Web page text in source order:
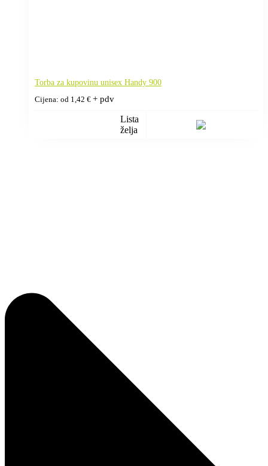
Torba za kupovinu unisex Handy 900
Cijena: od 1,42 € + pdv
Lista
želja